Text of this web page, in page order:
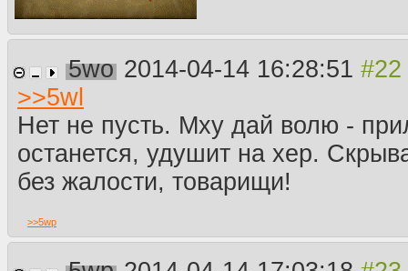
5wo 2014-04-14 16:28:51
>>5wl
Нет не пусть. Мху дай волю -
останется, удушит на хер.
без жалости, товарищи!
>>5wp